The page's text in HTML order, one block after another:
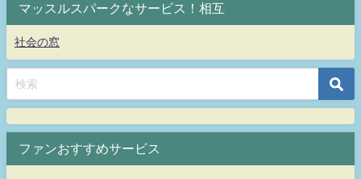
マッスルスパークなサービス！相互
社会の窓
ファンおすすめサービス